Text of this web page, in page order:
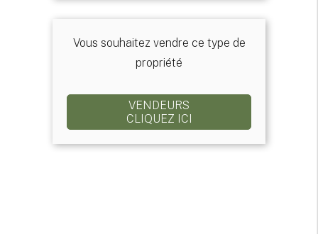
Vous souhaitez vendre ce type de
propriété
VENDEURS
CLIQUEZ ICI